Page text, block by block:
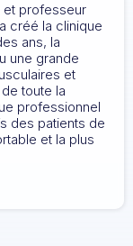
et professeur
créé la clinique
ans, la
une grande
et
toute la
professionnel
des patients de
et la plus